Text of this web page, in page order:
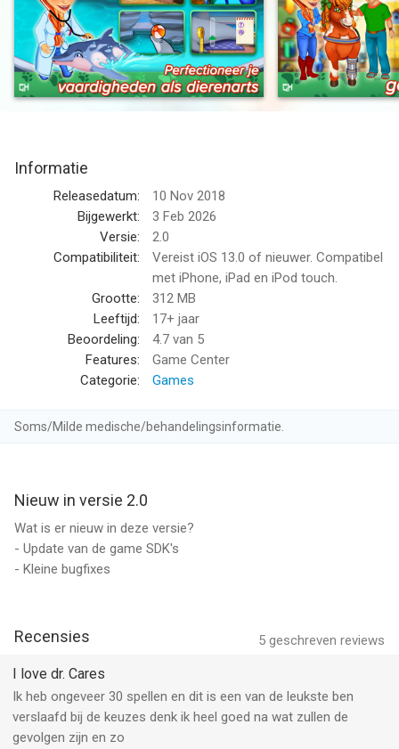
Jack en de kliniek, en haar moeder.
Laat zien wat voor goede dierenarts je bent in dit lonende
tijdmanagement-avontuur: Dr. Cares - Family Practice! Niet
alleen puppy’s en kittens hebben je hulp nodig, maar ook pony’s
Amy en Jack beginnen te wennen aan hun leven in Snuggford
en beheren samen de dierenkliniek met de hulp van Lisa en
Crystal. Maar alles staat op zijn kop wanneer Alice, Amy’s
vervreemde moeder, plotseling op de stoep staat! En jij bepaalt
hoe dit verhaal zal aflopen...
- JIJ bepaalt hoe het verhaal afloopt, met belangrijke keuzes
die het einde beïnvloeden!
- Red pony’s en dolfijnen en help bij de geboorte van snoezige
babydolfijnen!
- Ontwikkel professionele vaardigheden als dierenarts door
- Behandel dieren in nood in 60 waanzinnige levels en nog eens
30 uitdagingslevels
- Adopteer en verzorg dieren en ervaar hun liefde
- Verdien diamanten om meer spullen te kopen voor je dieren
- Ontdek wat er aan de hand is in Snuggford en red het
ecosysteem
thuis te hebben en alleen jij kunt ze helpen.
NIEUW! Vind jouw perfecte manier van spelen met de
gamehouse+ app! Geniet van 100+ games gratis met
advertenties als GH+ Free lid of upgrade naar GH+ VIP voor
Informatie
Releasedatum:
10 Nov 2018
Bijgewerkt:
3 Feb 2026
Versie:
2.0
Compatibiliteit:
Vereist iOS 13.0 of nieuwer. Compatibel
met iPhone, iPad en iPod touch.
Grootte:
312 MB
Leeftijd:
17+ jaar
Beoordeling:
4.7 van 5
Features:
Game Center
Categorie:
Games
Soms/Milde medische/behandelingsinformatie.
Nieuw in versie 2.0
Wat is er nieuw in deze versie?
- Update van de game SDK's
- Kleine bugfixes
5 geschreven reviews
Recensies
I love dr. Cares
Ik heb ongeveer 30 spellen en dit is een van de leukste ben
verslaafd bij de keuzes denk ik heel goed na wat zullen de
gevolgen zijn en zo